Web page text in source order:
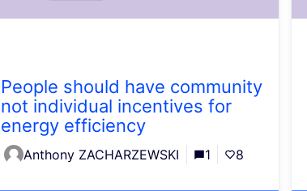
People should have community
not individual incentives for
energy efficiency
Anthony ZACHARZEWSKI 1 8